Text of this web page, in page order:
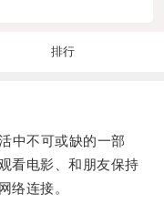
排行
不可或缺的一部
看电影、和朋友保持
络连接。